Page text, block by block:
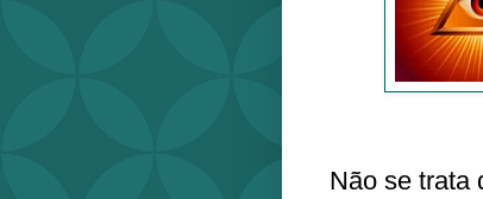
Não se trata